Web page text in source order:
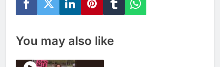
You may also like